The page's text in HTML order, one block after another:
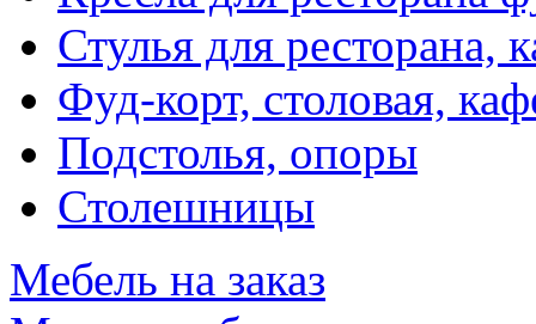
Стулья для ресторана,
Фуд-корт, столовая,
Подстолья, опоры
Столешницы
Мебель на заказ